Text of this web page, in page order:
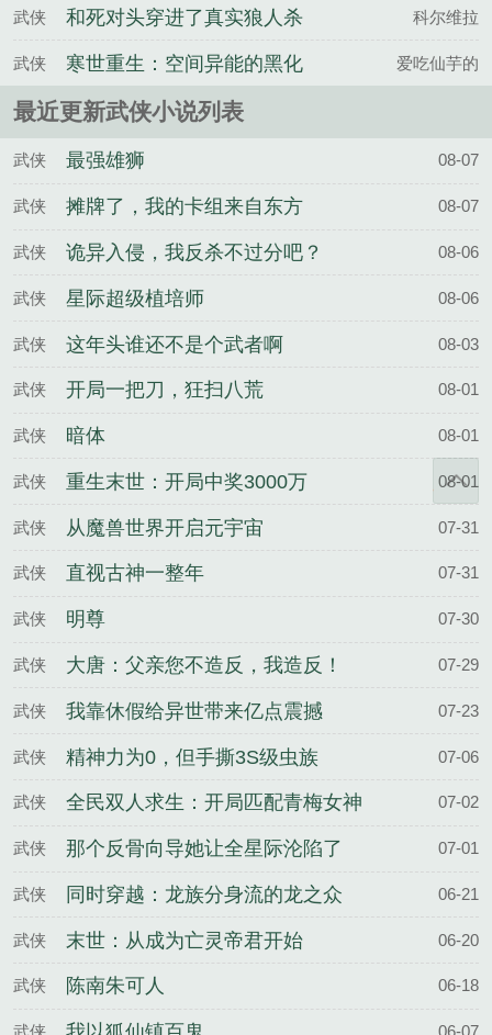
武侠
和死对头穿进了真实狼人杀
+番外
科尔维拉
武侠
寒世重生：空间异能的黑化
逆袭
爱吃仙芋的
最近更新武侠小说列表
武侠 最强雄狮 08-07
武侠 摊牌了，我的卡组来自东方 08-07
武侠 诡异入侵，我反杀不过分吧？ 08-06
武侠 星际超级植培师 08-06
武侠 这年头谁还不是个武者啊 08-03
武侠 开局一把刀，狂扫八荒 08-01
武侠 暗体 08-01
武侠 重生末世：开局中奖3000万 08-01
武侠 从魔兽世界开启元宇宙 07-31
武侠 直视古神一整年 07-31
武侠 明尊 07-30
武侠 大唐：父亲您不造反，我造反！ 07-29
武侠 我靠休假给异世带来亿点震撼 07-23
武侠 精神力为0，但手撕3S级虫族 07-06
武侠 全民双人求生：开局匹配青梅女神 07-02
武侠 那个反骨向导她让全星际沦陷了 07-01
武侠 同时穿越：龙族分身流的龙之众 06-21
武侠 末世：从成为亡灵帝君开始 06-20
武侠 陈南朱可人 06-18